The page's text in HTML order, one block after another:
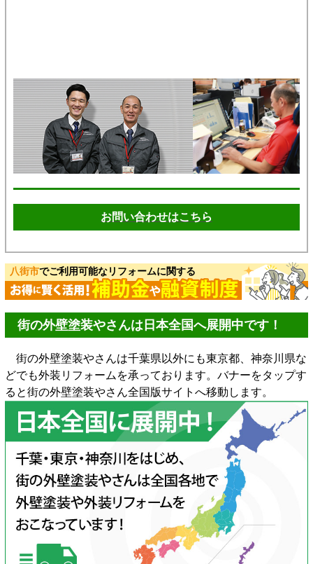
お問い合わせはこちら
八街市でご利用可能なリフォームに関する
街の外壁塗装やさんは日本全国へ展開中です！
街の外壁塗装やさんは千葉県以外にも東京都、神奈川県な
どでも外装リフォームを承っております。バナーをタップす
ると街の外壁塗装やさん全国版サイトへ移動します。